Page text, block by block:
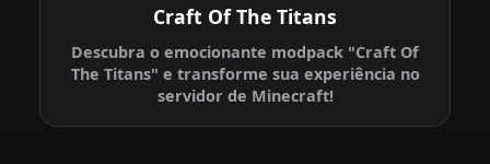
Craft Of The Titans
Descubra o emocionante modpack "Craft Of
The Titans" e transforme sua experiência no
servidor de Minecraft!